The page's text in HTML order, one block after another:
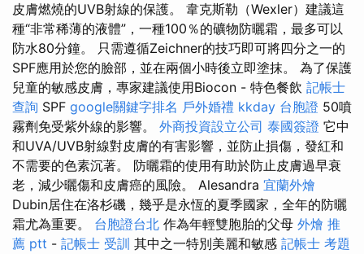
皮膚燃燒的UVB射線的保護。 韋克斯勒（Wexler）建議這
種“非常稀薄的液體”，一種100％的礦物防曬霜，最多可以
防水80分鐘。 只需遵循Zeichner的技巧即可將四分之一的
SPF應用於您的臉部，並在兩個小時後立即塗抹。 為了保護
兒童的敏感皮膚，專家建議使用Biocon - 特色餐飲 記帳士
查詢 SPF google關鍵字排名 戶外婚禮 kkday 台胞證 50噴
霧劑免受紫外線的影響。 外商投資設立公司 泰國簽證 它中
和UVA/UVB射線對皮膚的有害影響，並防止損傷，發紅和
不需要的色素沉著。 防曬霜的使用有助於防止皮膚過早衰
老，減少曬傷和皮膚癌的風險。 Alesandra 宜蘭外燴
Dubin居住在洛杉磯，幾乎是永恆的夏季國家，全年的防曬
霜尤為重要。 台胞證台北 作為年輕雙胞胎的父母 外燴 推
薦 ptt - 記帳士 受訓 其中之一特別美麗和敏感 記帳士 考題